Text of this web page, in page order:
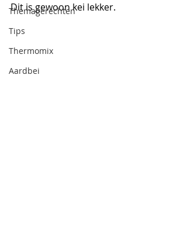
Themagerechten
Tips
Thermomix
Aardbei
Dit is gewoon kei lekker.